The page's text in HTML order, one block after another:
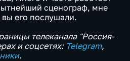
сценограф, мне
его послушали.
телеканала "Россия-
и соцсетях: Telegram,
.